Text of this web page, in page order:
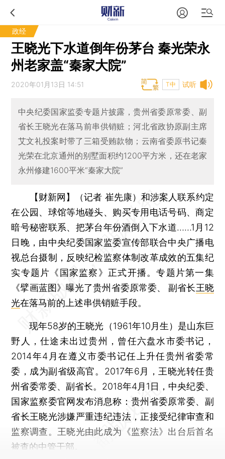
政经
王晓光下水道倒年份茅台 秦光荣永
州老家盖“秦家大院”
试听
2020年01月13日 14:51 T中
中央纪委国家监委专题片披露，贵州省委原常委、副
省长王晓光在落马前串供销赃；河北省政协原副主席
艾文礼投案时带了三箱受贿款物；云南省委原书记秦
光荣在北京通州的别墅面积约1200平方米，还在老家
永州修建1600平米“秦家大院”
【财新网】（记者 崔先康） 和涉案人联系约定
在公园、球馆等地碰头、购买专用电话号码、商定
暗号秘密联系、把茅台年份酒倒入下水道……1月12
日晚，由中央纪委国家监委宣传部联合中央广播电
视总台摄制，反映纪检监察体制改革成效的五集纪
实专题片《国家监察》正式开播。专题片第一集
《擘画蓝图》曝光了贵州省委原常委、 副省长王晓
光在落马前的上述串供销赃手段。
现年58岁的王晓光（1961年10月生）是山东巨
野人，仕途未出过贵州，曾任六盘水市委书记，
2014年4月在遵义市委书记任上升任贵州省委常
委，成为副省级高官。2017年6月，王晓光转任贵
州省委常委、副省长。2018年4月1日，中央纪委、
国家监察委官网发布消息称：贵州省委原常委、副
省长王晓光涉嫌严重违纪违法，正接受纪律审查和
监察调查。王晓光由此成为《监察法》出台后首名
被查的中管干部。